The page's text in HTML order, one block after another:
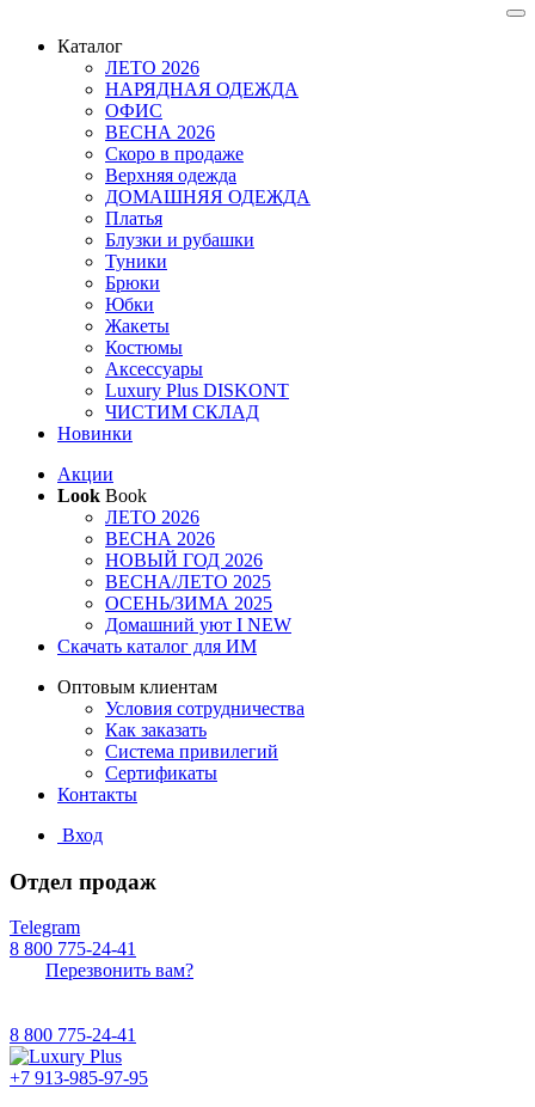
Каталог
ЛЕТО 2026
НАРЯДНАЯ ОДЕЖДА
ОФИС
ВЕСНА 2026
Скоро в продаже
Верхняя одежда
ДОМАШНЯЯ ОДЕЖДА
Платья
Блузки и рубашки
Туники
Брюки
Юбки
Жакеты
Костюмы
Аксессуары
Luxury Plus DISKONT
ЧИСТИМ СКЛАД
Новинки
Акции
Look Book
ЛЕТО 2026
ВЕСНА 2026
НОВЫЙ ГОД 2026
ВЕСНА/ЛЕТО 2025
ОСЕНЬ/ЗИМА 2025
Домашний уют I NEW
Скачать каталог для ИМ
Оптовым клиентам
Условия сотрудничества
Как заказать
Система привилегий
Сертификаты
Контакты
Вход
Отдел продаж
Telegram
8 800 775-24-41
Перезвонить вам?
8 800 775-24-41
+7 913-985-97-95